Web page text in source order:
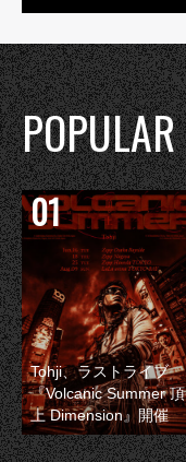
POPULAR
Tohji、ラストライブ
『Volcanic Summer 頂
上 Dimension』開催